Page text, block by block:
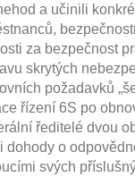
a učinili
za bezpečnost
skrytých
požadavků
řízení 6S po
ředitelé dvou
dohody o
svých